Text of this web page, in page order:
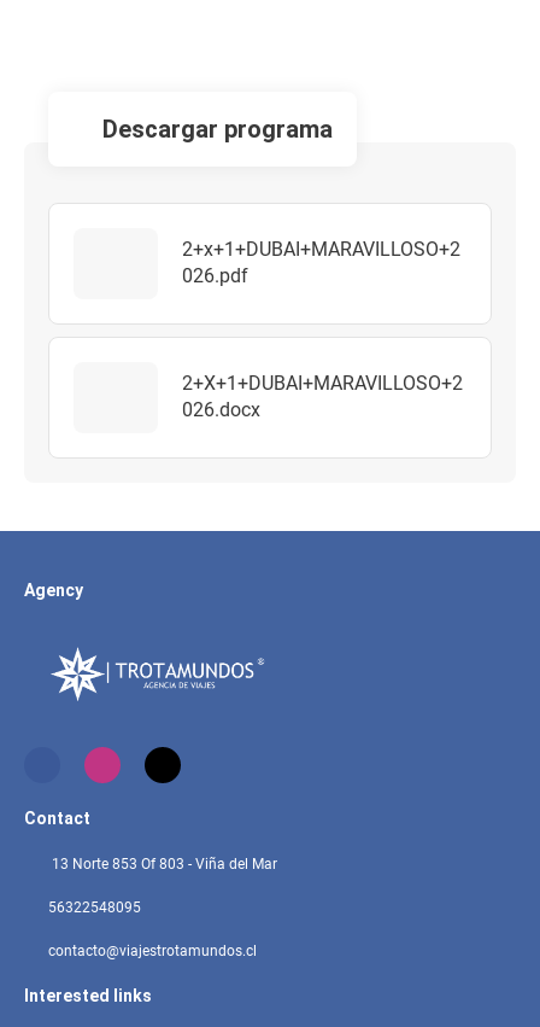
descargar programa
2+x+1+DUBAI+MARAVILLOSO+2
026.pdf
2+X+1+DUBAI+MARAVILLOSO+2
026.docx
Agency
Contact
13 Norte 853 Of 803 - Viña del Mar
56322548095
contacto@viajestrotamundos.cl
Interested links